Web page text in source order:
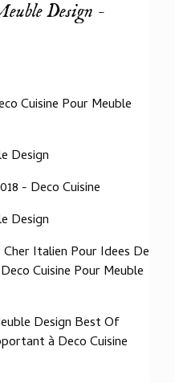
Design -
Cuisine Pour Meuble
Design
- Deco Cuisine
Design
Italien Pour Idees De
Cuisine Pour Meuble
Design Best Of
à Deco Cuisine